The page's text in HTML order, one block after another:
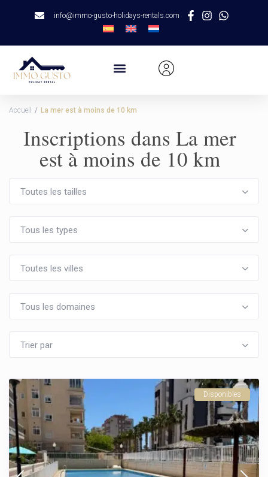
info@immo-gusto-holidays-rentals.com
Accueil La mer est à moins de 10 km
Inscriptions dans La mer
est à moins de 10 km
Toutes les tailles
Tous les types
Toutes les villes
Tous les domaines
Trier par
Disponibles